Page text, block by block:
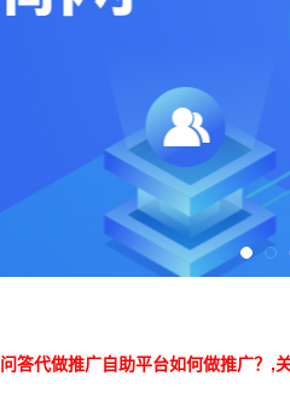
问答代做推广自助平台如何做推广？,